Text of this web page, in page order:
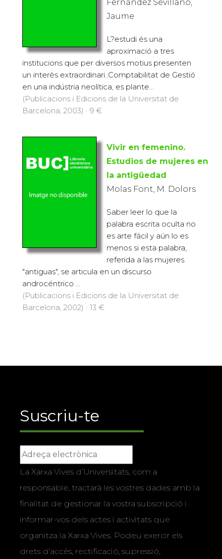
Fernández Sevillano,
Jaume
L?estudi és una
aproximació a tres
institucions que per diversos motius presenten
un interès extraordinari..Comptabilitat de Gestió
en una indústria neolítica, es plante...
(Publicacions i Edicions de la Universitat de
Barcelona, 2003) · 9 €
Vivir en femenino.
Estudios de mujeres en
la antigüedad
Molas Font, M. Dolors
Saber leer lo que la
palabra escrita oculta no
es arte fácil y aún lo es
menos si esta palabra,
referida a las mujeres
"antiguas", se articula en un discurso
androcéntrico ...
(Publicacions i Edicions de la Universitat de
Barcelona, 2002) · 13 €
Suscriu-te
La Xarxa Vives d’Universitats, com a
responsable, tractarà les vostres dades amb la
finalitat de gestionar la vostra subscripció i
informar-vos dels actes i activitats que
organitza la Xarxa Vives. Podeu exercir els
drets d’accés, rectificació, supressió,